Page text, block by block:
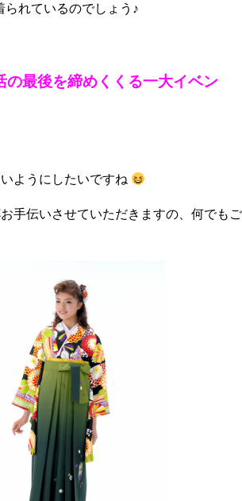
られているのでしょう♪
の最後を締めくくる一大イベン
ようにしたいですね
手伝いさせていただきますの、何でもご